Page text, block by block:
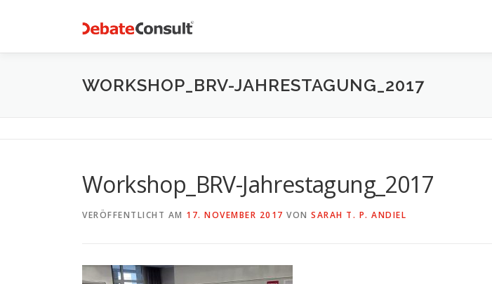
WORKSHOP_BRV-JAHRESTAGUNG_2017
Workshop_BRV-Jahrestagung_2017
VERÖFFENTLICHT AM 17. NOVEMBER 2017 VON SARAH T. P. ANDIEL